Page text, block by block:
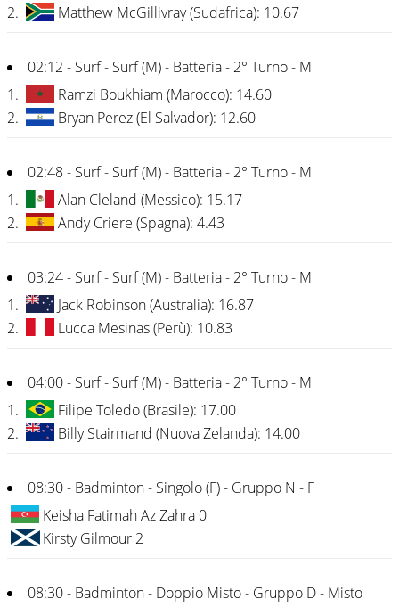
2.
Matthew McGillivray (Sudafrica): 10.67
02:12 - Surf - Surf (M) - Batteria - 2° Turno - M
1.
Ramzi Boukhiam (Marocco): 14.60
2.
Bryan Perez (El Salvador): 12.60
02:48 - Surf - Surf (M) - Batteria - 2° Turno - M
1.
Alan Cleland (Messico): 15.17
2.
Andy Criere (Spagna): 4.43
03:24 - Surf - Surf (M) - Batteria - 2° Turno - M
1.
Jack Robinson (Australia): 16.87
2.
Lucca Mesinas (Perù): 10.83
04:00 - Surf - Surf (M) - Batteria - 2° Turno - M
1.
Filipe Toledo (Brasile): 17.00
2.
Billy Stairmand (Nuova Zelanda): 14.00
08:30 - Badminton - Singolo (F) - Gruppo N - F
Keisha Fatimah Az Zahra 0
Kirsty Gilmour 2
08:30 - Badminton - Doppio Misto - Gruppo D - Misto